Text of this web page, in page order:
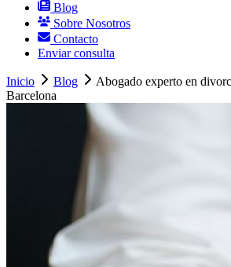
Blog
Sobre Nosotros
Contacto
Enviar consulta
Inicio Blog
Abogado experto en
Barcelona